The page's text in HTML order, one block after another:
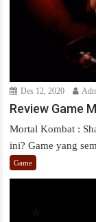
Des 12, 2020
Review Game
Mortal Kombat :
ini? Game yang
Game